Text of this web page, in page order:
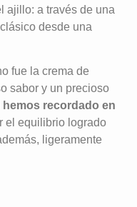
ajillo: a través de una
desde una
fue la crema de
sabor y un precioso
recordado en
el equilibrio logrado
ligeramente